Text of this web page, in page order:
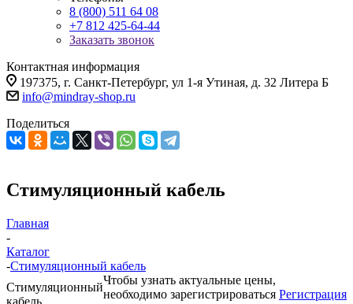
8 (800) 511 64 08
+7 812 425-64-44
Заказать звонок
Контактная информация
197375, г. Санкт-Петербург, ул 1-я Утиная, д. 32 Литера Б
info@mindray-shop.ru
Поделиться
Стимуляционный кабель
Главная
-
Каталог
-Стимуляционный кабель
Стимуляционный
кабель
Чтобы узнать актуальные цены,
необходимо зарегистрироваться Регистрация